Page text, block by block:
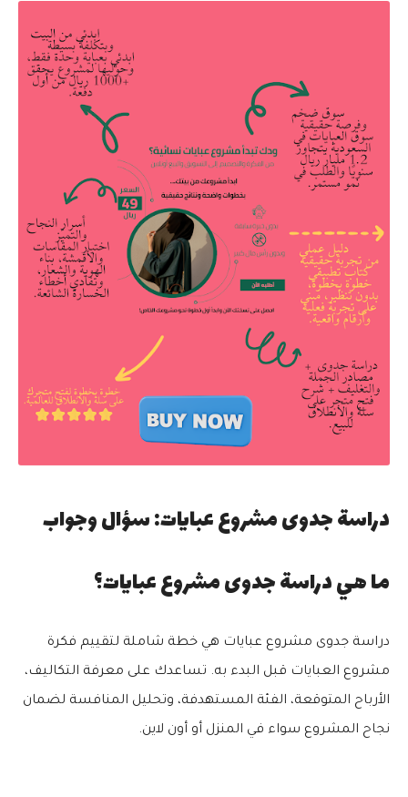
دراسة جدوى مشروع عبايات: سؤال وجواب
ما هي دراسة جدوى مشروع عبايات؟
دراسة جدوى مشروع عبايات هي خطة شاملة لتقييم فكرة
مشروع العبايات قبل البدء به. تساعدك على معرفة التكاليف،
الأرباح المتوقعة، الفئة المستهدفة، وتحليل المنافسة لضمان
نجاح المشروع سواء في المنزل أو أون لاين.